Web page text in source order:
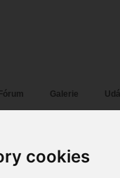
cookies
Fórum Galerie